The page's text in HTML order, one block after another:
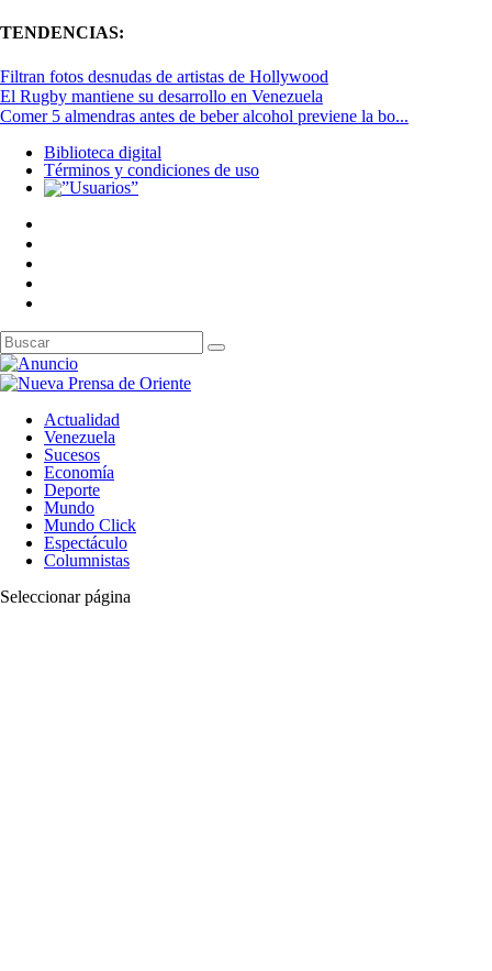
TENDENCIAS:
Filtran fotos desnudas de artistas de Hollywood
El Rugby mantiene su desarrollo en Venezuela
Comer 5 almendras antes de beber alcohol previene la bo...
Biblioteca digital
Términos y condiciones de uso
Actualidad
Venezuela
Sucesos
Economía
Deporte
Mundo
Mundo Click
Espectáculo
Columnistas
Seleccionar página